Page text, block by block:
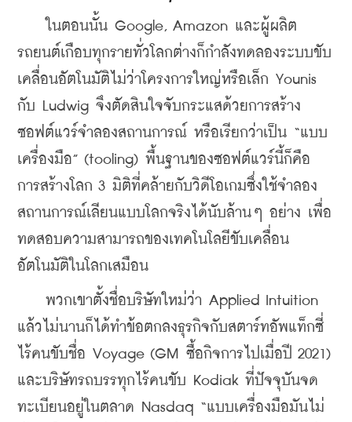
ในตอนนั้น Google, Amazon และผู้ผลิต
รถยนต์เกือบทุกรายทั่วโลกต่างก็กำลังทดลองระบบขับ
เคลื่อนอัตโนมัติไม่ว่าโครงการใหญ่หรือเล็ก Younis
กับ Ludwig จึงตัดสินใจจับกระแสด้วยการสร้าง
ซอฟต์แวร์จำลองสถานการณ์ หรือเรียกว่าเป็น “แบบ
เครื่องมือ” (tooling) พื้นฐานของซอฟต์แวร์นี้ก็คือ
การสร้างโลก 3 มิติที่คล้ายกับวิดีโอเกมซึ่งใช้จำลอง
สถานการณ์เลียนแบบโลกจริงได้นับล้านๆ อย่าง เพื่อ
ทดสอบความสามารถของเทคโนโลยีขับเคลื่อน
อัตโนมัติในโลกเสมือน
พวกเขาตั้งชื่อบริษัทใหม่ว่า Applied Intuition
แล้วไม่นานก็ได้ทำข้อตกลงธุรกิจกับสตาร์ทอัพแท็กซี่
ไร้คนขับชื่อ Voyage (GM ซื้อกิจการไปเมื่อปี 2021)
และบริษัทรถบรรทุกไร้คนขับ Kodiak ที่ปัจจุบันจด
ทะเบียนอยู่ในตลาด Nasdaq “แบบเครื่องมือมันไม่